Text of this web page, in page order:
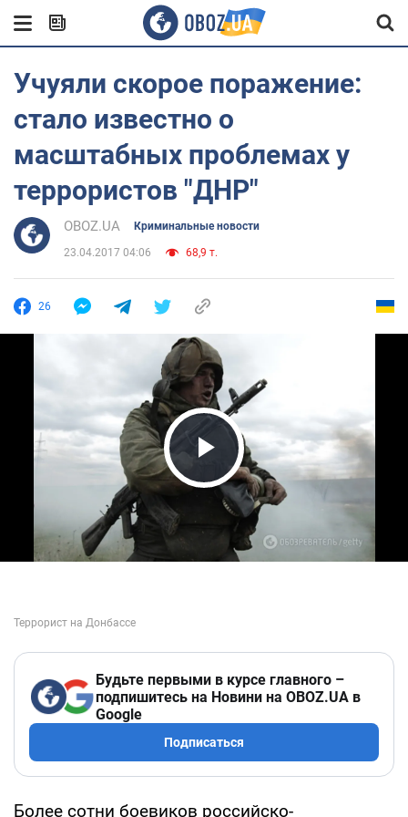
Учуяли скорое поражение:
стало известно о
масштабных проблемах у
террористов "ДНР"
OBOZ.UA Криминальные новости
23.04.2017 04:06 68,9 т.
26
Play Video
Будьте первыми в курсе главного –
подпишитесь на Новини на OBOZ.UA в
Google
Подписаться
Более сотни боевиков российско-